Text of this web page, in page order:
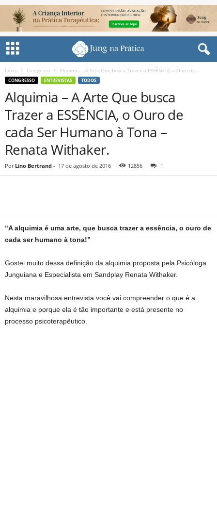
Início Congresso Alquimia – A Arte Que busca Trazer a ESSÊNCIA, o Ouro de...
CONGRESSO ENTREVISTAS TODOS
Alquimia – A Arte Que busca
Trazer a ESSÊNCIA, o Ouro de
cada Ser Humano à Tona –
Renata Withaker.
Por Lino Bertrand - 17 de agosto de 2016 12856 1
“A alquimia é uma arte, que busca trazer a essência, o ouro de
cada ser humano à tona!”
Gostei muito dessa definição da alquimia proposta pela Psicóloga
Junguiana e Especialista em Sandplay Renata Withaker.
Nesta maravilhosa entrevista você vai compreender o que é a
alquimia e porque ela é tão importante e está presente no
processo psicoterapêutico.